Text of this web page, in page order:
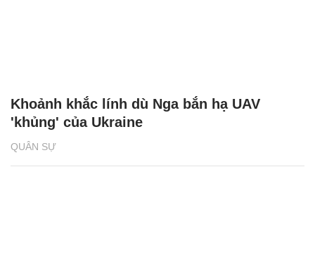
QUÂN SỰ
Khoảnh khắc lính dù Nga bắn hạ UAV
'khủng' của Ukraine